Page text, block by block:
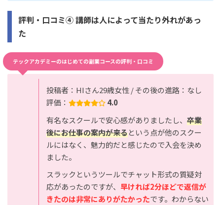
評判・口コミ④ 講師は人によって当たり外れがあっ
た
テックアカデミーのはじめての副業コースの評判・口コミ
投稿者：HIさん29歳女性 / その後の進路：なし
評価：
4.0
有名なスクールで安心感がありましたし、 卒業
後にお仕事の案内が来るという点が他のスクー
ルにはなく、魅力的だと感じたので入会を決め
ました。
スラックというツールでチャット形式の質疑対
応があったのですが、 早ければ2分ほどで返信が
きたのは非常にありがたかったです。わからない